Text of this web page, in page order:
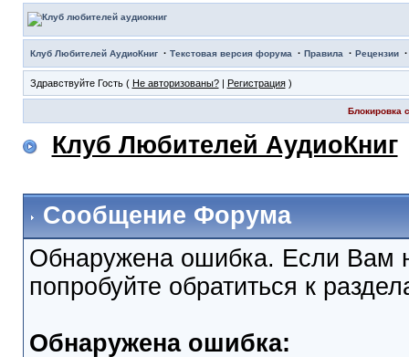
Клуб Любителей АудиоКниг· Текстовая версия форума · Правила · Рецензии
Здравствуйте Гость ( Не авторизованы?| Регистрация)
Блокировка
Клуб Любителей АудиоКниг
Сообщение Форума
Обнаружена ошибка. Если Вам
попробуйте обратиться к
Обнаружена ошибка: